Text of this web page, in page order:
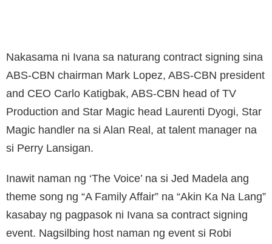
Nakasama ni Ivana sa naturang contract signing sina
ABS-CBN chairman Mark Lopez, ABS-CBN president
and CEO Carlo Katigbak, ABS-CBN head of TV
Production and Star Magic head Laurenti Dyogi, Star
Magic handler na si Alan Real, at talent manager na
si Perry Lansigan.
Inawit naman ng ‘The Voice’ na si Jed Madela ang
theme song ng “A Family Affair” na “Akin Ka Na Lang”
kasabay ng pagpasok ni Ivana sa contract signing
event. Nagsilbing host naman ng event si Robi